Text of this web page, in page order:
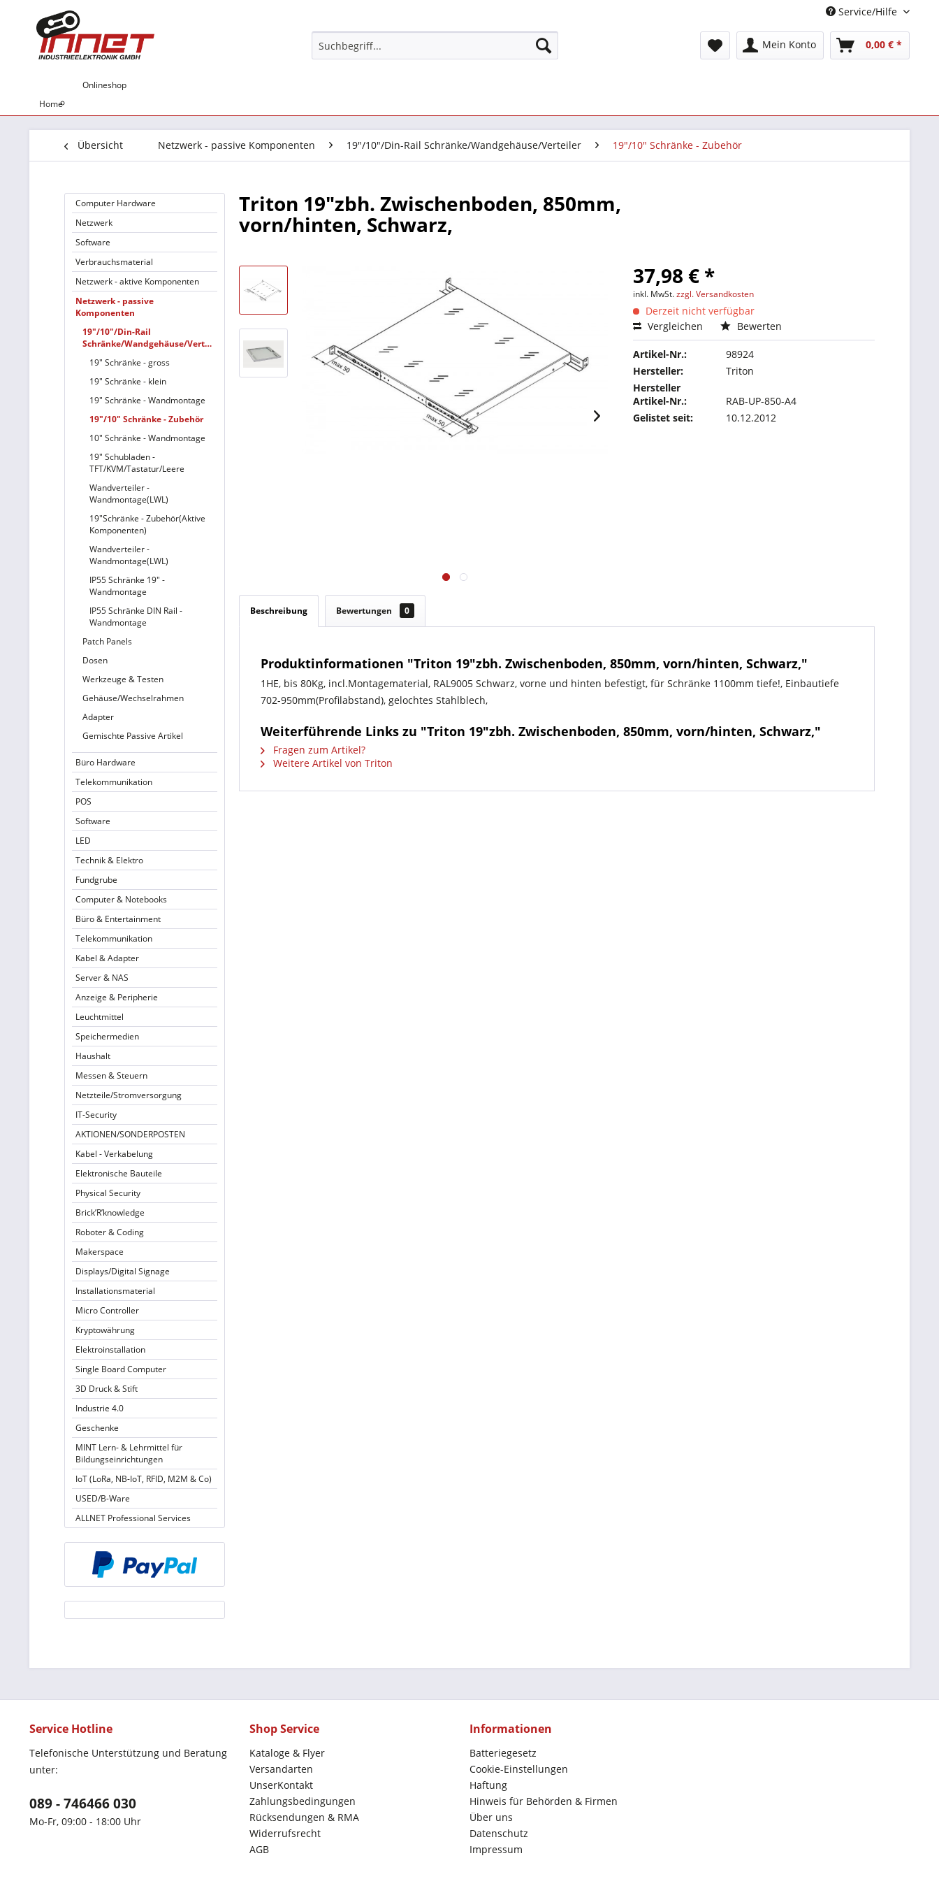
Service/Hilfe
Mein Konto 0,00 € *
Home
Onlineshop
Übersicht Netzwerk - passive Komponenten 19"/10"/Din-Rail Schränke/Wandgehäuse/Verteiler 19"/10" Schränke - Zubehör
Computer Hardware
Netzwerk
Software
Verbrauchsmaterial
Netzwerk - aktive Komponenten
Netzwerk - passive
Komponenten
19"/10"/Din-Rail
Schränke/Wandgehäuse/Verteiler
19" Schränke - gross
19" Schränke - klein
19" Schränke - Wandmontage
19"/10" Schränke - Zubehör
10" Schränke - Wandmontage
19" Schubladen -
TFT/KVM/Tastatur/Leere
Wandverteiler -
Wandmontage(LWL)
19"Schränke - Zubehör(Aktive
Komponenten)
Wandverteiler -
Wandmontage(LWL)
IP55 Schränke 19" -
Wandmontage
IP55 Schränke DIN Rail -
Wandmontage
Patch Panels
Dosen
Werkzeuge & Testen
Gehäuse/Wechselrahmen
Adapter
Gemischte Passive Artikel
Büro Hardware
Telekommunikation
POS
Software
LED
Technik & Elektro
Fundgrube
Computer & Notebooks
Büro & Entertainment
Telekommunikation
Kabel & Adapter
Server & NAS
Anzeige & Peripherie
Leuchtmittel
Speichermedien
Haushalt
Messen & Steuern
Netzteile/Stromversorgung
IT-Security
AKTIONEN/SONDERPOSTEN
Kabel - Verkabelung
Elektronische Bauteile
Physical Security
Brick’R’knowledge
Roboter & Coding
Makerspace
Displays/Digital Signage
Installationsmaterial
Micro Controller
Kryptowährung
Elektroinstallation
Single Board Computer
3D Druck & Stift
Industrie 4.0
Geschenke
MINT Lern- & Lehrmittel für
Bildungseinrichtungen
IoT (LoRa, NB-IoT, RFID, M2M & Co)
USED/B-Ware
ALLNET Professional Services
Triton 19"zbh. Zwischenboden, 850mm,
vorn/hinten, Schwarz,
37,98 € *
inkl. MwSt.zzgl. Versandkosten
Derzeit nicht verfügbar
Vergleichen
Bewerten
Artikel-Nr.:
98924
Hersteller:
Triton
Hersteller
Artikel-Nr.:
RAB-UP-850-A4
Gelistet seit:
10.12.2012
Beschreibung Bewertungen 0
Produktinformationen "Triton 19"zbh. Zwischenboden, 850mm, vorn/hinten, Schwarz,"
1HE, bis 80Kg, incl.Montagematerial, RAL9005 Schwarz, vorne und hinten befestigt, für Schränke 1100mm tiefe!, Einbautiefe
702-950mm(Profilabstand), gelochtes Stahlblech,
Weiterführende Links zu "Triton 19"zbh. Zwischenboden, 850mm, vorn/hinten, Schwarz,"
Fragen zum Artikel?
Weitere Artikel von Triton
Service Hotline
Telefonische Unterstützung und Beratung
unter:
089 - 746466 030
Mo-Fr, 09:00 - 18:00 Uhr
Shop Service
Kataloge & Flyer
Versandarten
UnserKontakt
Zahlungsbedingungen
Rücksendungen & RMA
Widerrufsrecht
AGB
Informationen
Batteriegesetz
Cookie-Einstellungen
Haftung
Hinweis für Behörden & Firmen
Über uns
Datenschutz
Impressum